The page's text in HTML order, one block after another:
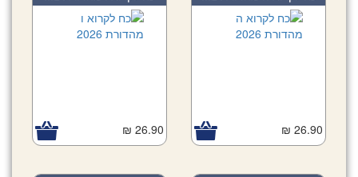
26.90 ₪
26.90 ₪